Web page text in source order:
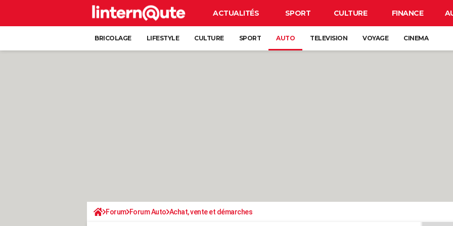
ACTUALITÉS SPORT CULTURE FINANCE
BRICOLAGE LIFESTYLE CULTURE SPORT AUTO TELEVISION VOYAGE CINEMA
Forum Forum Auto Achat, vente et démarches